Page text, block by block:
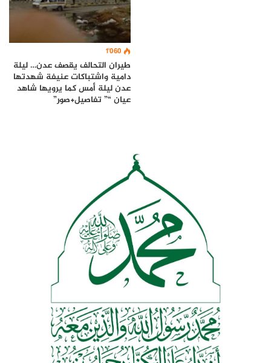
1٬060
طيران التحالف يقصف عدن… ليلة
دامية واشتباكات عنيفة شهدتها
عدن ليلة أمس كما يرويها شاهد
عيان “” تفاصيل+صور”